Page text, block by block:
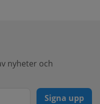
nyheter och
Signa upp